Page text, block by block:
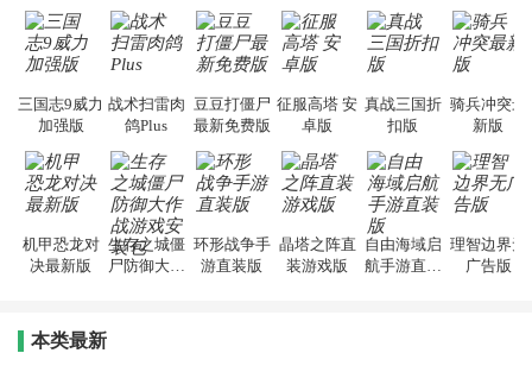
三国志9威力
加强版
战术扫雷肉
鸽Plus
豆豆打僵尸
最新免费版
征服高塔 安
卓版
真战三国折
扣版
骑兵冲突最
新版
机甲恐龙对
决最新版
生存之城僵
尸防御大作
环形战争手
游直装版
晶塔之阵直
装游戏版
自由海域启
航手游直装
理智边界无
广告版
本类最新